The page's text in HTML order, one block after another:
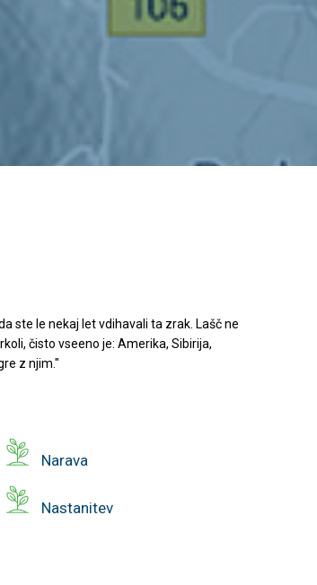
ste le nekaj let vdihavali ta zrak. Lašč ne
čisto vseeno je: Amerika, Sibirija,
z njim."
Narava
Nastanitev